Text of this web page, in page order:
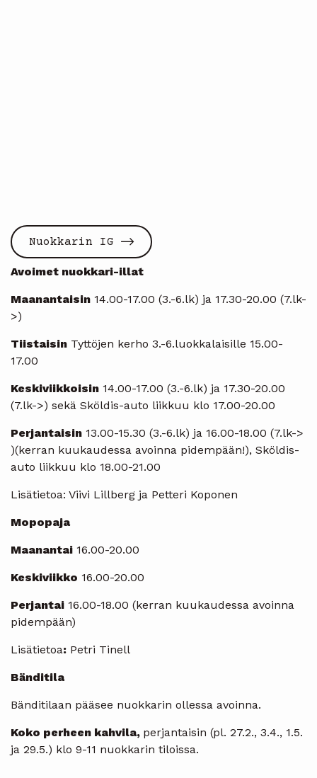
Nuokkarin IG
Avoimet nuokkari-illat
Maanantaisin 14.00-17.00 (3.-6.lk) ja 17.30-20.00 (7.lk-
>)
Tiistaisin Tyttöjen kerho 3.-6.luokkalaisille 15.00-
17.00
Keskiviikkoisin 14.00-17.00 (3.-6.lk) ja 17.30-20.00
(7.lk->) sekä Sköldis-auto liikkuu klo 17.00-20.00
Perjantaisin 13.00-15.30 (3.-6.lk) ja 16.00-18.00 (7.lk->
)(kerran kuukaudessa avoinna pidempään!), Sköldis-
auto liikkuu klo 18.00-21.00
Lisätietoa: Viivi Lillberg ja Petteri Koponen
Mopopaja
Maanantai 16.00-20.00
Keskiviikko 16.00-20.00
Perjantai 16.00-18.00 (kerran kuukaudessa avoinna
pidempään)
Lisätietoa: Petri Tinell
Bänditila
Bänditilaan pääsee nuokkarin ollessa avoinna.
Koko perheen kahvila, perjantaisin (pl. 27.2., 3.4., 1.5.
ja 29.5.) klo 9-11 nuokkarin tiloissa.